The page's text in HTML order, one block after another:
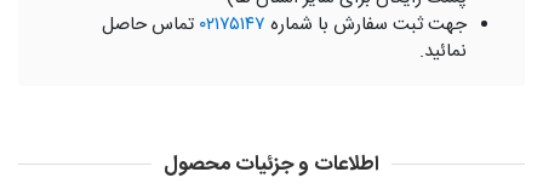
جهت ثبت سفارش با شماره ۰۲۱۷۵۱۴۷ تماس حاصل
نمائید.
اطلاعات و جزئیات محصول